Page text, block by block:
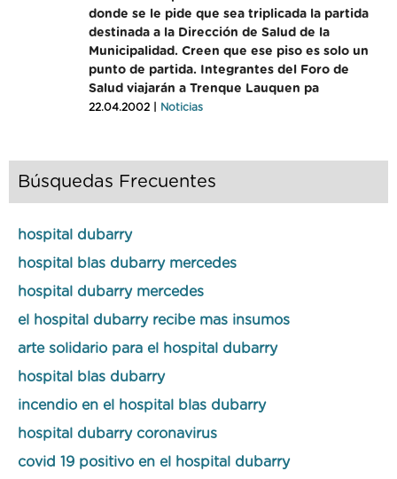
donde se le pide que sea triplicada la partida
destinada a la Dirección de Salud de la
Municipalidad. Creen que ese piso es solo un
punto de partida. Integrantes del Foro de
Salud viajarán a Trenque Lauquen pa
22.04.2002 | Noticias
Búsquedas Frecuentes
hospital dubarry
hospital blas dubarry mercedes
hospital dubarry mercedes
el hospital dubarry recibe mas insumos
arte solidario para el hospital dubarry
hospital blas dubarry
incendio en el hospital blas dubarry
hospital dubarry coronavirus
covid 19 positivo en el hospital dubarry